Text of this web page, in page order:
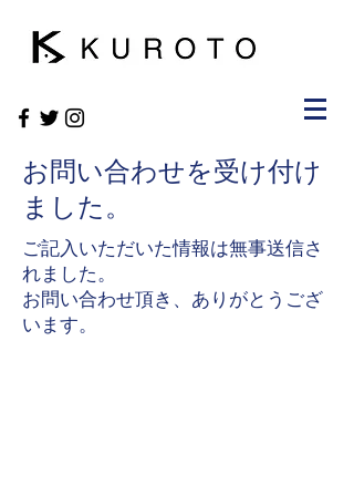
​お問い合わせを受け付け
ました。
​ご記入いただいた情報は無事送信さ
れました。
​お問い合わせ頂き、ありがとうござ
います。